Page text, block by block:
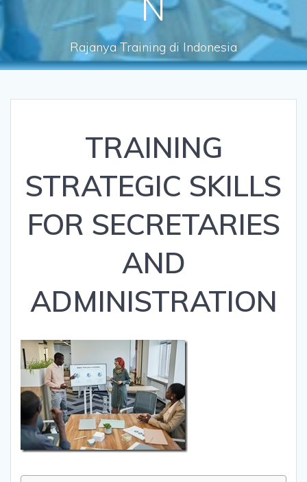
Rajanya Training di Indonesia
TRAINING
STRATEGIC SKILLS
FOR SECRETARIES
AND
ADMINISTRATION